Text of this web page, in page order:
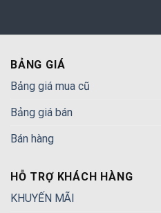
BẢNG GIÁ
Bảng giá mua cũ
Bảng giá bán
Bán hàng
HỖ TRỢ KHÁCH HÀNG
KHUYẾN MÃI